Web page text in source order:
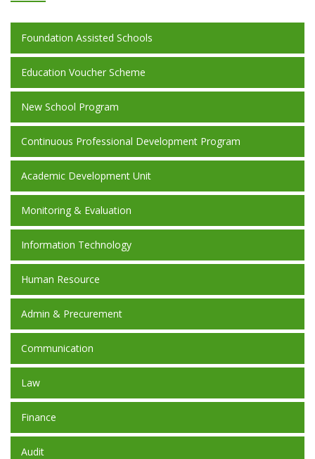
Foundation Assisted Schools
Education Voucher Scheme
New School Program
Continuous Professional Development Program
Academic Development Unit
Monitoring & Evaluation
Information Technology
Human Resource
Admin & Precurement
Communication
Law
Finance
Audit